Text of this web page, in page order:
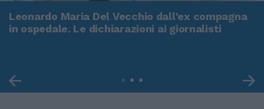
Leonardo Maria Del Vecchio dall'ex compagna
in ospedale. Le dichiarazioni ai giornalisti